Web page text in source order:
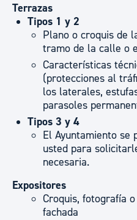
Terrazas
Tipos 1 y 2
Plano o croquis de
tramo de la calle o
Características
(protecciones al
los laterales,
parasoles
Tipos 3 y 4
El Ayuntamiento se
usted para
necesaria.
Expositores
Croquis, fotografía
fachada